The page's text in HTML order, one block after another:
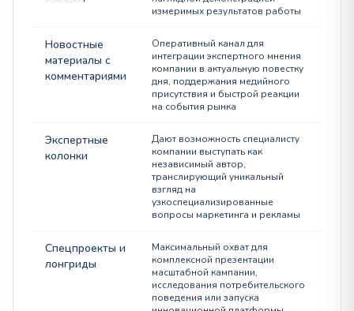
измеримых результатов работы
Новостные
материалы с
комментариями
Оперативный канал для
интеграции экспертного мнения
компании в актуальную повестку
дня, поддержания медийного
присутствия и быстрой реакции
на события рынка
Экспертные
колонки
Дают возможность специалисту
компании выступать как
независимый автор,
транслирующий уникальный
взгляд на
узкоспециализированные
вопросы маркетинга и рекламы
Спецпроекты и
лонгриды
Максимальный охват для
комплексной презентации
масштабной кампании,
исследования потребительского
поведения или запуска